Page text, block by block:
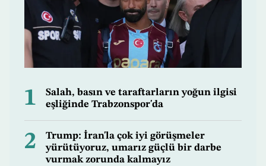
1
Salah, basın ve taraftarların yoğun ilgisi
eşliğinde Trabzonspor'da
2
Trump: İran'la çok iyi görüşmeler
yürütüyoruz, umarız güçlü bir darbe
vurmak zorunda kalmayız